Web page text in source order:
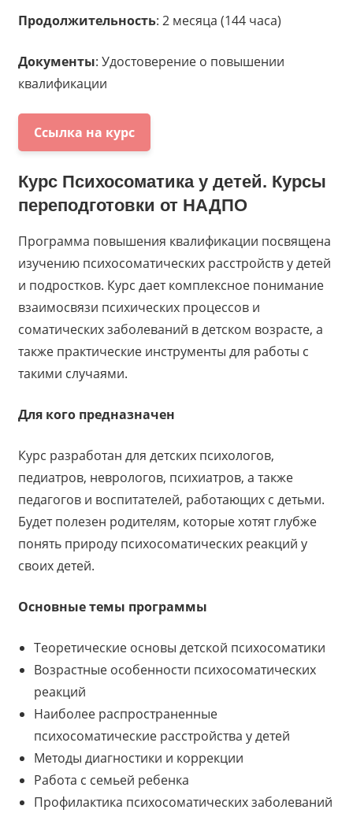
Продолжительность: 2 месяца (144 часа)
Документы: Удостоверение о повышении
квалификации
Ссылка на курс
Курс Психосоматика у детей. Курсы
переподготовки от НАДПО
Программа повышения квалификации посвящена
изучению психосоматических расстройств у детей
и подростков. Курс дает комплексное понимание
взаимосвязи психических процессов и
соматических заболеваний в детском возрасте, а
также практические инструменты для работы с
такими случаями.
Для кого предназначен
Курс разработан для детских психологов,
педиатров, неврологов, психиатров, а также
педагогов и воспитателей, работающих с детьми.
Будет полезен родителям, которые хотят глубже
понять природу психосоматических реакций у
своих детей.
Основные темы программы
Теоретические основы детской психосоматики
Возрастные особенности психосоматических
реакций
Наиболее распространенные
психосоматические расстройства у детей
Методы диагностики и коррекции
Работа с семьей ребенка
Профилактика психосоматических заболеваний